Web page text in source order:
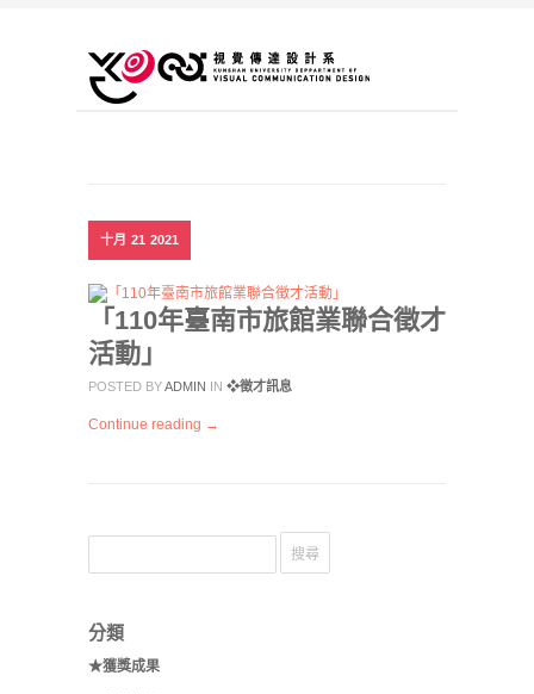
十月 21 2021
「110年臺南市旅館業聯合徵才
活動」
POSTED BYADMIN IN ❖徵才訊息
Continue reading →
分類
★獲獎成果